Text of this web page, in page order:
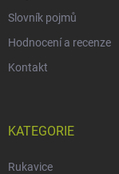
Slovník pojmů
Hodnocení a recenze
Kontakt
KATEGORIE
Rukavice